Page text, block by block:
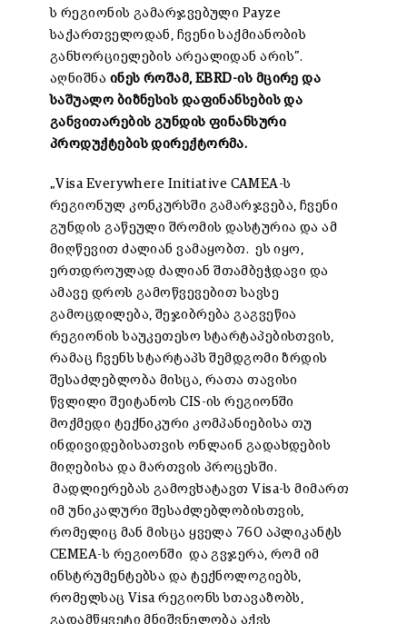
ს რეგიონის გამარჯვებული Payze
საქართველოდან, ჩვენი საქმიანობის
განხორციელების არეალიდან არის”.
აღნიშნა ინეს როშამ, EBRD-ის მცირე და
საშუალო ბიზნესის დაფინანსების და
განვითარების გუნდის ფინანსური
პროდუქტების დირექტორმა.
„Visa Everywhere Initiative CAMEA-ს
რეგიონულ კონკურსში გამარჯვება, ჩვენი
გუნდის გაწეული შრომის დასტურია და ამ
მიღწევით ძალიან ვამაყობთ. ეს იყო,
ერთდროულად ძალიან შთამბეჭდავი და
ამავე დროს გამოწვევებით სავსე
გამოცდილება, შეჯიბრება გაგვეწია
რეგიონის საუკეთესო სტარტაპებისთვის,
რამაც ჩვენს სტარტაპს შემდგომი ზრდის
შესაძლებლობა მისცა, რათა თავისი
წვლილი შეიტანოს CIS-ის რეგიონში
მოქმედი ტექნიკური კომპანიებისა თუ
ინდივიდებისათვის ონლაინ გადახდების
მიღებისა და მართვის პროცესში.
მადლიერებას გამოვხატავთ Visa-ს მიმართ
იმ უნიკალური შესაძლებლობისთვის,
რომელიც მან მისცა ყველა 760 აპლიკანტს
CEMEA-ს რეგიონში და გვჯერა, რომ იმ
ინსტრუმენტებსა და ტექნოლოგიებს,
რომელსაც Visa რეგიონს სთავაზობს,
გადამწყვეტი მნიშვნელობა აქვს